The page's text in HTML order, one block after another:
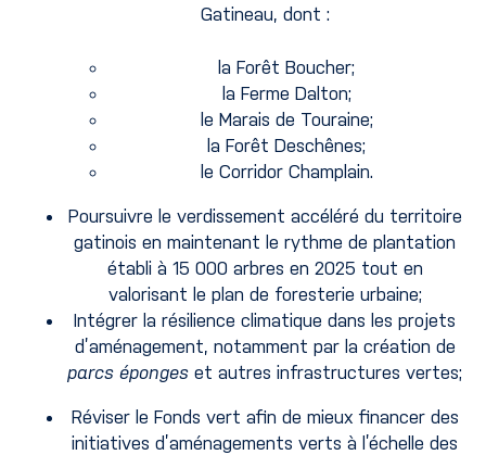
Gatineau, dont :
la Forêt Boucher;
la Ferme Dalton;
le Marais de Touraine;
la Forêt Deschênes;
le Corridor Champlain.
Poursuivre le verdissement accéléré du territoire
gatinois en maintenant le rythme de plantation
établi à 15 000 arbres en 2025 tout en
valorisant le plan de foresterie urbaine;
Intégrer la résilience climatique dans les projets
d’aménagement, notamment par la création de
parcs éponges et autres infrastructures vertes;
Réviser le Fonds vert afin de mieux financer des
initiatives d’aménagements verts à l’échelle des